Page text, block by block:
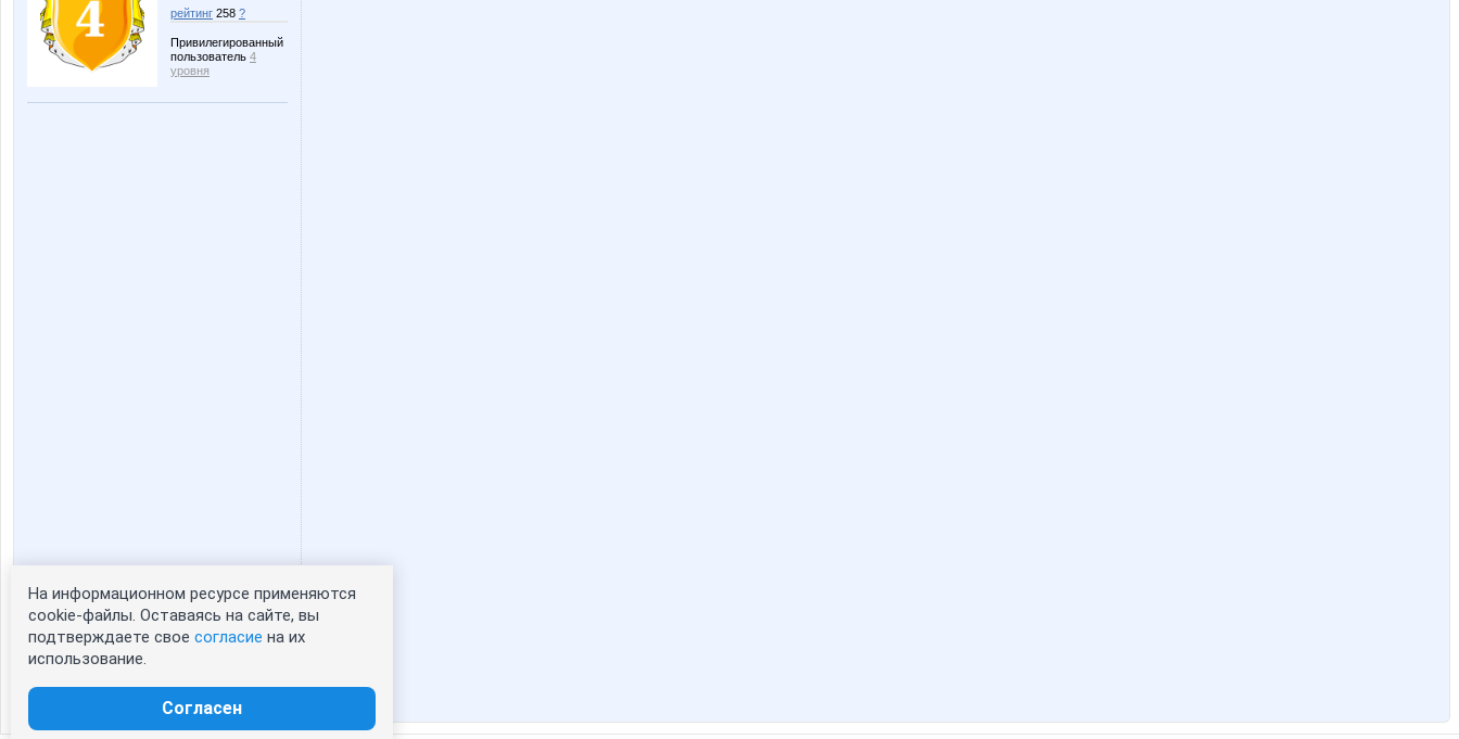
рейтинг 258 ?
Привилегированный
пользователь 4
уровня
Статистика портрета:
сейчас просматривают портрет - 0
зарегистрированные пользователи
На информационном ресурсе применяются
cookie-файлы. Оставаясь на сайте, вы
подтверждаете свое согласие на их
использование.
Согласен